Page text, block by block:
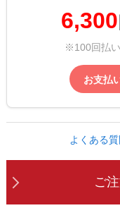
6,300
※100回払い
お支払
よくある質
ご